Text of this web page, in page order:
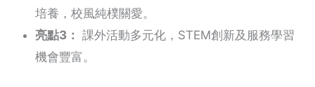
培養，校風純樸關愛。
亮點3： 課外活動多元化，STEM創新及服務學習
機會豐富。